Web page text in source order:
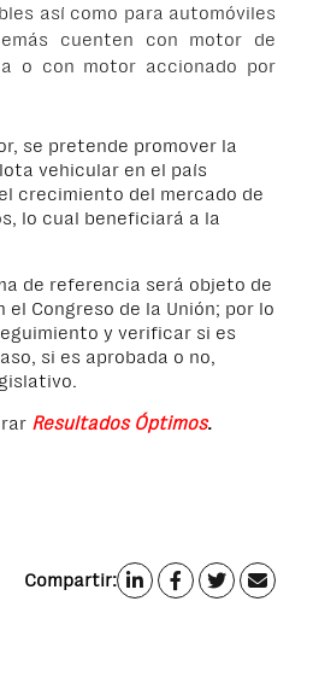
así como para automóviles
cuenten con motor de
o con motor accionado por
se pretende promover la
vehicular en el país
crecimiento del mercado de
lo cual beneficiará a la
de referencia será objeto de
el Congreso de la Unión; por lo
y verificar si es
si es aprobada o no,
Resultados Óptimos.
Compartir: